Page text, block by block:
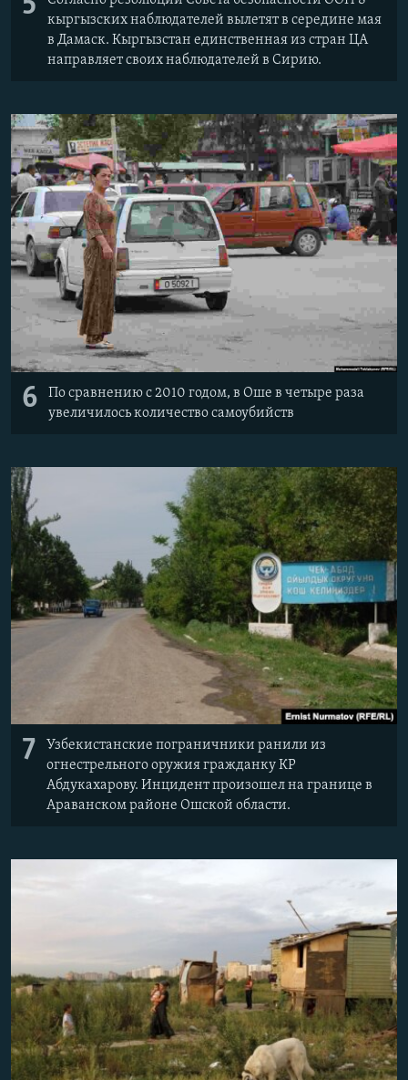
кыргызских наблюдателей вылетят в середине мая
в Дамаск. Кыргызстан единственная из стран ЦА
направляет своих наблюдателей в Сирию.
6
По сравнению с 2010 годом, в Оше в четыре раза
увеличилось количество самоубийств
7
Узбекистанские пограничники ранили из
огнестрельного оружия гражданку КР
Абдукахарову. Инцидент произошел на границе в
Араванском районе Ошской области.